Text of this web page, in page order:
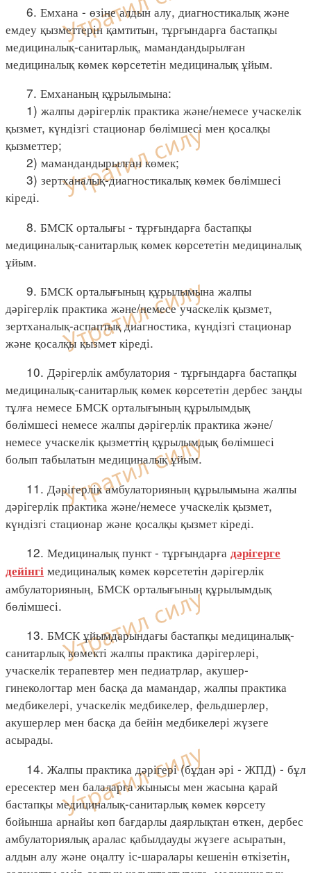
6. Емхана - өзіне алдын алу, диагностикалық және
емдеу қызметтерін қамтитын, тұрғындарға бастапқы
медициналық-санитарлық, мамандандырылған
медициналық көмек көрсететін медициналық ұйым.
7. Емхананың құрылымына:
1) жалпы дәрігерлік практика және/немесе учаскелік
қызмет, күндізгі стационар бөлімшесі мен қосалқы
қызметтер;
2) мамандандырылған көмек;
3) зертханалық-диагностикалық көмек бөлімшесі
кіреді.
8. БМСК орталығы - тұрғындарға бастапқы
медициналық-санитарлық көмек көрсететін медициналық
ұйым.
9. БМСК орталығының құрылымына жалпы
дәрігерлік практика және/немесе учаскелік қызмет,
зертханалық-аспаптық диагностика, күндізгі стационар
және қосалқы қызмет кіреді.
10. Дәрігерлік амбулатория - тұрғындарға бастапқы
медициналық-санитарлық көмек көрсететін дербес заңды
тұлға немесе БМСК орталығының құрылымдық
бөлімшесі немесе жалпы дәрігерлік практика және/
немесе учаскелік қызметтің құрылымдық бөлімшесі
болып табылатын медициналық ұйым.
11. Дәрігерлік амбулаторияның құрылымына жалпы
дәрігерлік практика және/немесе учаскелік қызмет,
күндізгі стационар және қосалқы қызмет кіреді.
12. Медициналық пункт - тұрғындарға дәрігерге
дейінгі медициналық көмек көрсететін дәрігерлік
амбулаторияның, БМСК орталығының құрылымдық
бөлімшесі.
13. БМСК ұйымдарындағы бастапқы медициналық-
санитарлық көмекті жалпы практика дәрігерлері,
учаскелік терапевтер мен педиатрлар, акушер-
гинекологтар мен басқа да мамандар, жалпы практика
медбикелері, учаскелік медбикелер, фельдшерлер,
акушерлер мен басқа да бейін медбикелері жүзеге
асырады.
14. Жалпы практика дәрігері (бұдан әрі - ЖПД) - бұл
ересектер мен балаларға жынысы мен жасына қарай
бастапқы медициналық-санитарлық көмек көрсету
бойынша арнайы көп бағдарлы даярлықтан өткен, дербес
амбулаториялық аралас қабылдауды жүзеге асыратын,
алдын алу және оңалту іс-шаралары кешенін өткізетін,